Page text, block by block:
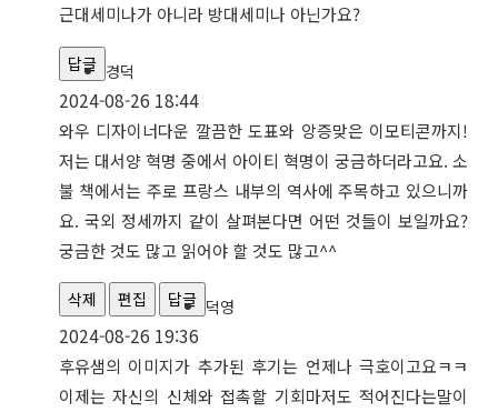
근대세미나가 아니라 방대세미나 아닌가요?
답글 경덕
2024-08-26 18:44
와우 디자이너다운 깔끔한 도표와 앙증맞은 이모티콘까지!
저는 대서양 혁명 중에서 아이티 혁명이 궁금하더라고요. 소
불 책에서는 주로 프랑스 내부의 역사에 주목하고 있으니까
요. 국외 정세까지 같이 살펴본다면 어떤 것들이 보일까요?
궁금한 것도 많고 읽어야 할 것도 많고^^
삭제 편집 답글 덕영
2024-08-26 19:36
후유샘의 이미지가 추가된 후기는 언제나 극호이고요ㅋㅋ
이제는 자신의 신체와 접촉할 기회마저도 적어진다는말이